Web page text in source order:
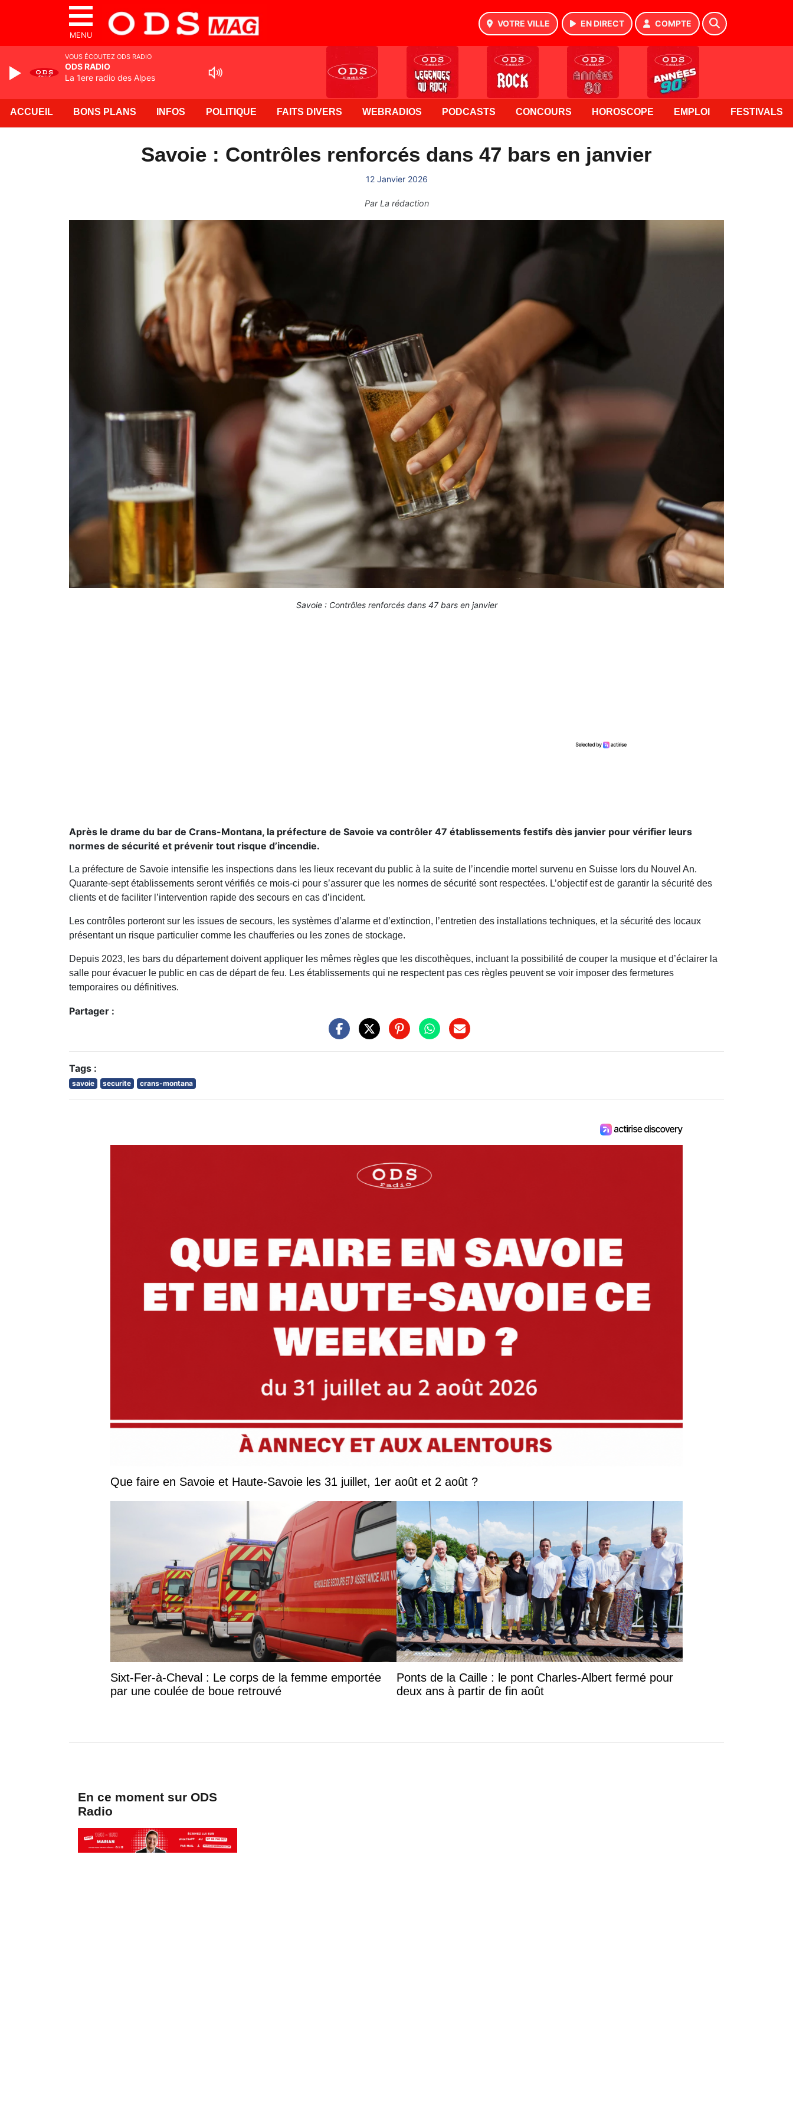
MENU
VOTRE VILLE EN DIRECT COMPTE
ACCUEIL BONS PLANS INFOS POLITIQUE FAITS DIVERS WEBRADIOS PODCASTS CONCOURS HOROSCOPE EMPLOI FESTIVALS
Savoie : Contrôles renforcés dans 47 bars en janvier
12 Janvier 2026
ParLa rédaction
Savoie : Contrôles renforcés dans 47 bars en janvier
Après le drame du bar de Crans-Montana, la préfecture de Savoie va contrôler 47 établissements festifs dès janvier pour vérifier leurs
normes de sécurité et prévenir tout risque d’incendie.
La préfecture de Savoie intensifie les inspections dans les lieux recevant du public à la suite de l’incendie mortel survenu en Suisse lors du Nouvel An.
Quarante-sept établissements seront vérifiés ce mois-ci pour s’assurer que les normes de sécurité sont respectées. L’objectif est de garantir la sécurité des
clients et de faciliter l’intervention rapide des secours en cas d’incident.
Les contrôles porteront sur les issues de secours, les systèmes d’alarme et d’extinction, l’entretien des installations techniques, et la sécurité des locaux
présentant un risque particulier comme les chaufferies ou les zones de stockage.
Depuis 2023, les bars du département doivent appliquer les mêmes règles que les discothèques, incluant la possibilité de couper la musique et d’éclairer la
salle pour évacuer le public en cas de départ de feu. Les établissements qui ne respectent pas ces règles peuvent se voir imposer des fermetures
temporaires ou définitives.
Partager :
Tags :
savoie securite crans-montana
Que faire en Savoie et Haute-Savoie les 31 juillet, 1er août et 2 août ?
Sixt-Fer-à-Cheval : Le corps de la femme emportée
par une coulée de boue retrouvé
Ponts de la Caille : le pont Charles-Albert fermé pour
deux ans à partir de fin août
En ce moment sur ODS
Radio
VOUS ÉCOUTEZ ODS RADIO
ODS RADIO
La 1ere radio des Alpes